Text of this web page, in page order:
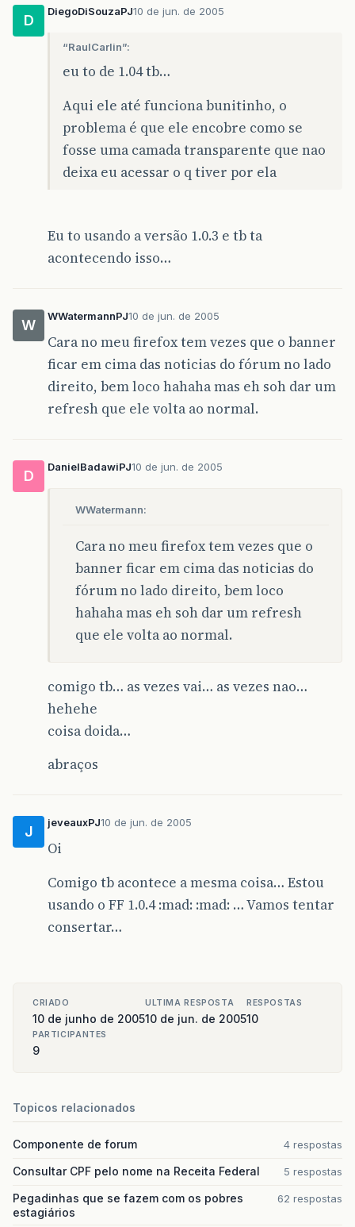
D
DiegoDiSouzaPJ10 de jun. de 2005
“RaulCarlin”:
eu to de 1.04 tb…
Aqui ele até funciona bunitinho, o
problema é que ele encobre como se
fosse uma camada transparente que nao
deixa eu acessar o q tiver por ela
Eu to usando a versão 1.0.3 e tb ta
acontecendo isso…
W
WWatermannPJ10 de jun. de 2005
Cara no meu firefox tem vezes que o banner
ficar em cima das noticias do fórum no lado
direito, bem loco hahaha mas eh soh dar um
refresh que ele volta ao normal.
D
DanielBadawiPJ10 de jun. de 2005
WWatermann:
Cara no meu firefox tem vezes que o
banner ficar em cima das noticias do
fórum no lado direito, bem loco
hahaha mas eh soh dar um refresh
que ele volta ao normal.
comigo tb… as vezes vai… as vezes nao…
hehehe
coisa doida…
abraços
J
jeveauxPJ10 de jun. de 2005
Oi
Comigo tb acontece a mesma coisa… Estou
usando o FF 1.0.4 :mad: :mad: … Vamos tentar
consertar…
CRIADO
10 de junho de 2005
ULTIMA RESPOSTA
10 de jun. de 2005
RESPOSTAS
10
PARTICIPANTES
9
Topicos relacionados
Componente de forum 4 respostas
Consultar CPF pelo nome na Receita Federal 5 respostas
Pegadinhas que se fazem com os pobres
estagiários
62 respostas